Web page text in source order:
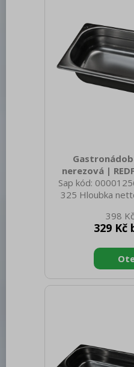
nerezová |
Sap kód:
325 Hloubka
0.60 Šířka brutto
brutto [mm]: 540
Materiál: AISI 304
Nerezové
100 Velikost GN /
398 Kč
329 Kč